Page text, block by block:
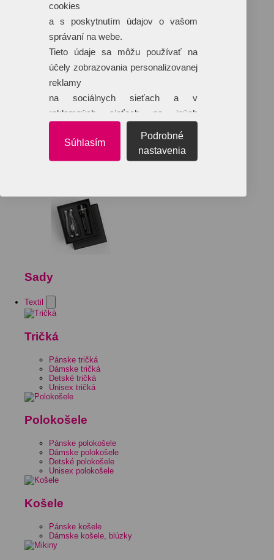
Sady
Textil
Tričká
Pánske tričká
Dámske tričká
Detské tričká
Unisex tričká
Polokošele
Pánske polokošele
Dámske polokošele
Detské polokošele
Unisex polokošele
Košele
Pánske košele
Dámske košele, blúzky
cookies
a s poskytnutím údajov o vašom
správaní na webe.
Tieto údaje sa môžu používať na
účely zobrazovania personalizovanej
reklamy
na sociálnych sieťach a v
reklamných sieťach na iných
Súhlasím
Podrobné
nastavenia